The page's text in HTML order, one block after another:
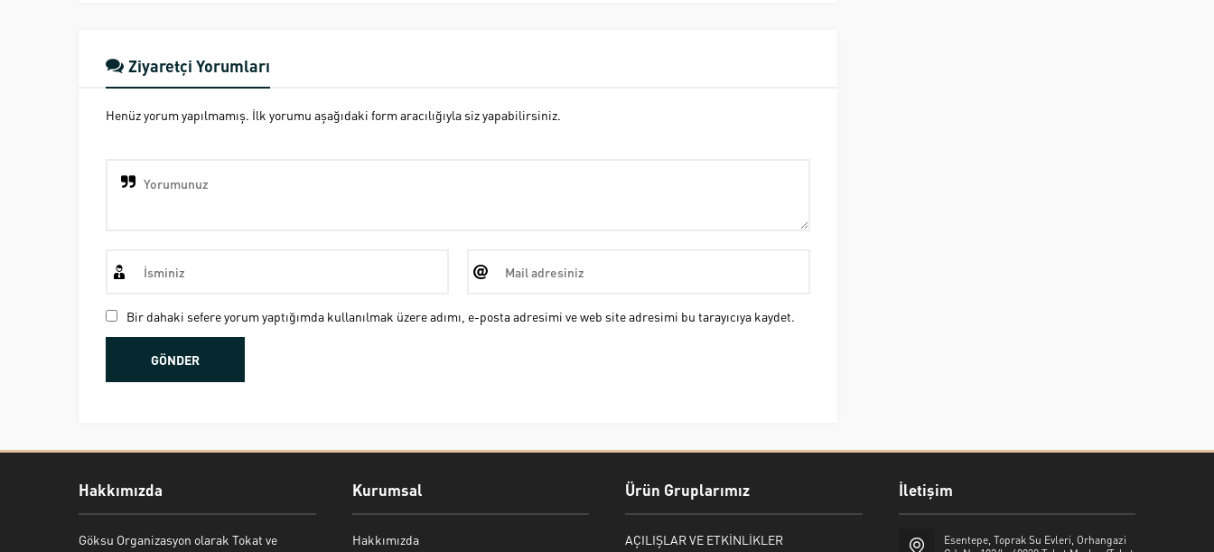
Ziyaretçi Yorumları
Henüz yorum yapılmamış. İlk yorumu aşağıdaki form aracılığıyla siz yapabilirsiniz.
Bir dahaki sefere yorum yaptığımda kullanılmak üzere adımı, e-posta adresimi ve web site adresimi bu tarayıcıya kaydet.
Hakkımızda
Göksu Organizasyon olarak Tokat ve
Kurumsal
Hakkımızda
Ürün Gruplarımız
AÇILIŞLAR VE ETKİNLİKLER
İletişim
Esentepe, Toprak Su Evleri, Orhangazi
Bekir Kiper